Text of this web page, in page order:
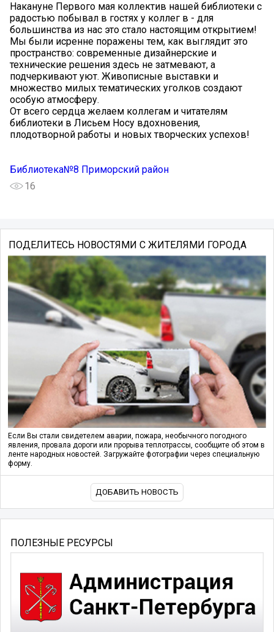
Накануне Первого мая коллектив нашей библиотеки с
радостью побывал в гостях у коллег в - для
большинства из нас это стало настоящим открытием!
Мы были исренне поражены тем, как выглядит это
пространство: современные дизайнерские и
технические решения здесь не затмевают, а
подчеркивают уют. Живописные выставки и
множество милых тематических уголков создают
особую атмосферу.
От всего сердца желаем коллегам и читателям
библиотеки в Лисьем Носу вдохновения,
плодотворной работы и новых творческих успехов!
Библиотека№8 Приморский район
16
ПОДЕЛИТЕСЬ НОВОСТЯМИ С ЖИТЕЛЯМИ ГОРОДА
Если Вы стали свидетелем аварии, пожара, необычного погодного
явления, провала дороги или прорыва теплотрассы, сообщите об этом в
ленте народных новостей. Загружайте фотографии через специальную
форму.
ДОБАВИТЬ НОВОСТЬ
ПОЛЕЗНЫЕ РЕСУРСЫ